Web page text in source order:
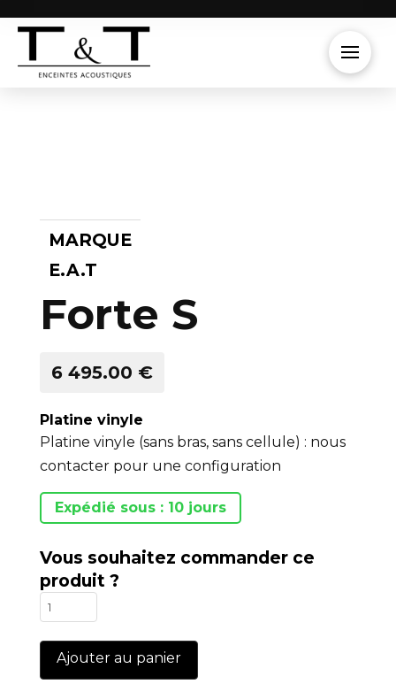
MARQUE
E.A.T
Forte S
6 495.00 €
Platine vinyle
Platine vinyle (sans bras, sans cellule) : nous
contacter pour une configuration
Expédié sous : 10 jours
Vous souhaitez commander ce
produit ?
quantité
de
Forte
S
Ajouter au panier